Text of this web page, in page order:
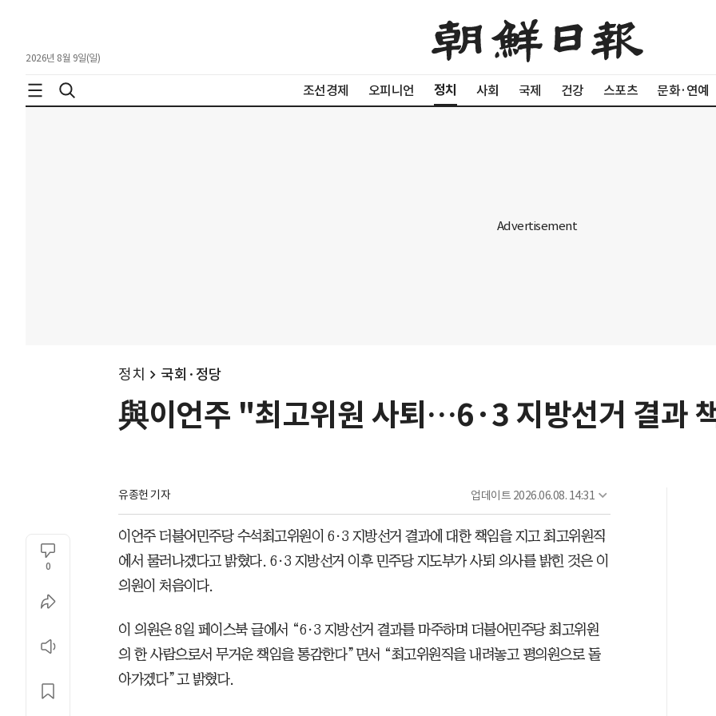
2026년 8월 9일(일)
조선경제 오피니언 정치 사회 국제 건강 스포츠 문화·연예
정치 국회·정당
與이언주 "최고위원 사퇴…6·3 지방선거 결과
유종헌 기자 업데이트 2026.06.08. 14:31
0
이언주 더불어민주당 수석최고위원이 6·3 지방선거 결과에 대한 책임을 지고 최고위원직
에서 물러나겠다고 밝혔다. 6·3 지방선거 이후 민주당 지도부가 사퇴 의사를 밝힌 것은 이
의원이 처음이다.
이 의원은 8일 페이스북 글에서 “6·3 지방선거 결과를 마주하며 더불어민주당 최고위원
의 한 사람으로서 무거운 책임을 통감한다”면서 “최고위원직을 내려놓고 평의원으로 돌
아가겠다”고 밝혔다.